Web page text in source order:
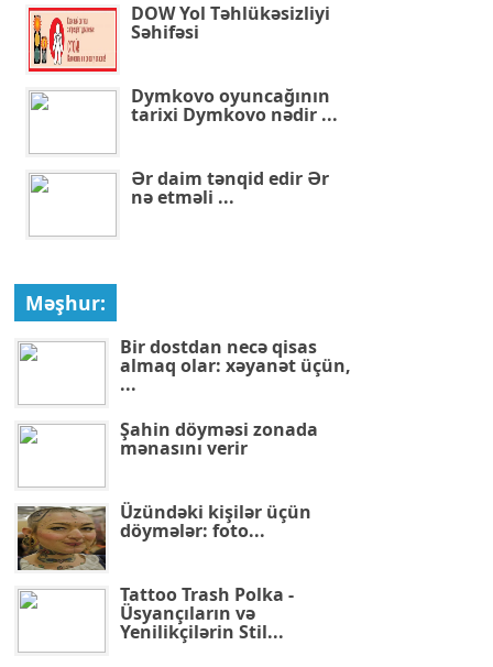
DOW Yol Təhlükəsizliyi
Səhifəsi
Dymkovo oyuncağının
tarixi Dymkovo nədir ...
Ər daim tənqid edir Ər
nə etməli ...
Məşhur:
Bir dostdan necə qisas
almaq olar: xəyanət üçün,
...
Şahin döyməsi zonada
mənasını verir
Üzündəki kişilər üçün
döymələr: foto...
Tattoo Trash Polka -
Üsyançıların və
Yenilikçilərin Stil...